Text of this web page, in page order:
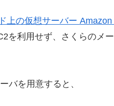
上の仮想サーバー
を利用せず、さくらのメ
バを用意すると、